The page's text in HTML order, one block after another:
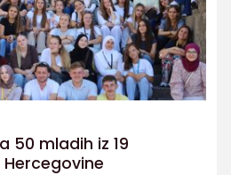
50 mladih iz 19